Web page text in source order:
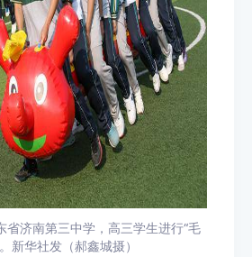
济南第三中学，高三学生进行“毛
新华社发（郝鑫城摄）